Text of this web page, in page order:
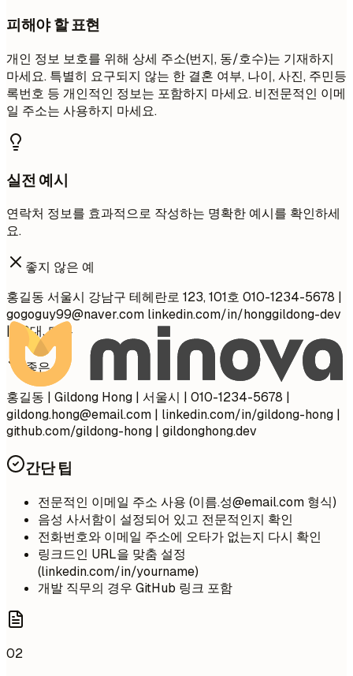
피해야 할 표현
개인 정보 보호를 위해 상세 주소(번지, 동/호수)는 기재하지
마세요. 특별히 요구되지 않는 한 결혼 여부, 나이, 사진, 주민등
록번호 등 개인적인 정보는 포함하지 마세요. 비전문적인 이메
일 주소는 사용하지 마세요.
실전 예시
연락처 정보를 효과적으로 작성하는 명확한 예시를 확인하세
요.
좋지 않은 예
홍길동 서울시 강남구 테헤란로 123, 101호 010-1234-5678 |
gogoguy99@naver.com linkedin.com/in/honggildong-dev
| 20대, 미혼
좋은 예
홍길동 | Gildong Hong | 서울시 | 010-1234-5678 |
gildong.hong@email.com | linkedin.com/in/gildong-hong |
github.com/gildong-hong | gildonghong.dev
간단 팁
전문적인 이메일 주소 사용 (이름.성@email.com 형식)
음성 사서함이 설정되어 있고 전문적인지 확인
전화번호와 이메일 주소에 오타가 없는지 다시 확인
링크드인 URL을 맞춤 설정
(linkedin.com/in/yourname)
개발 직무의 경우 GitHub 링크 포함
02